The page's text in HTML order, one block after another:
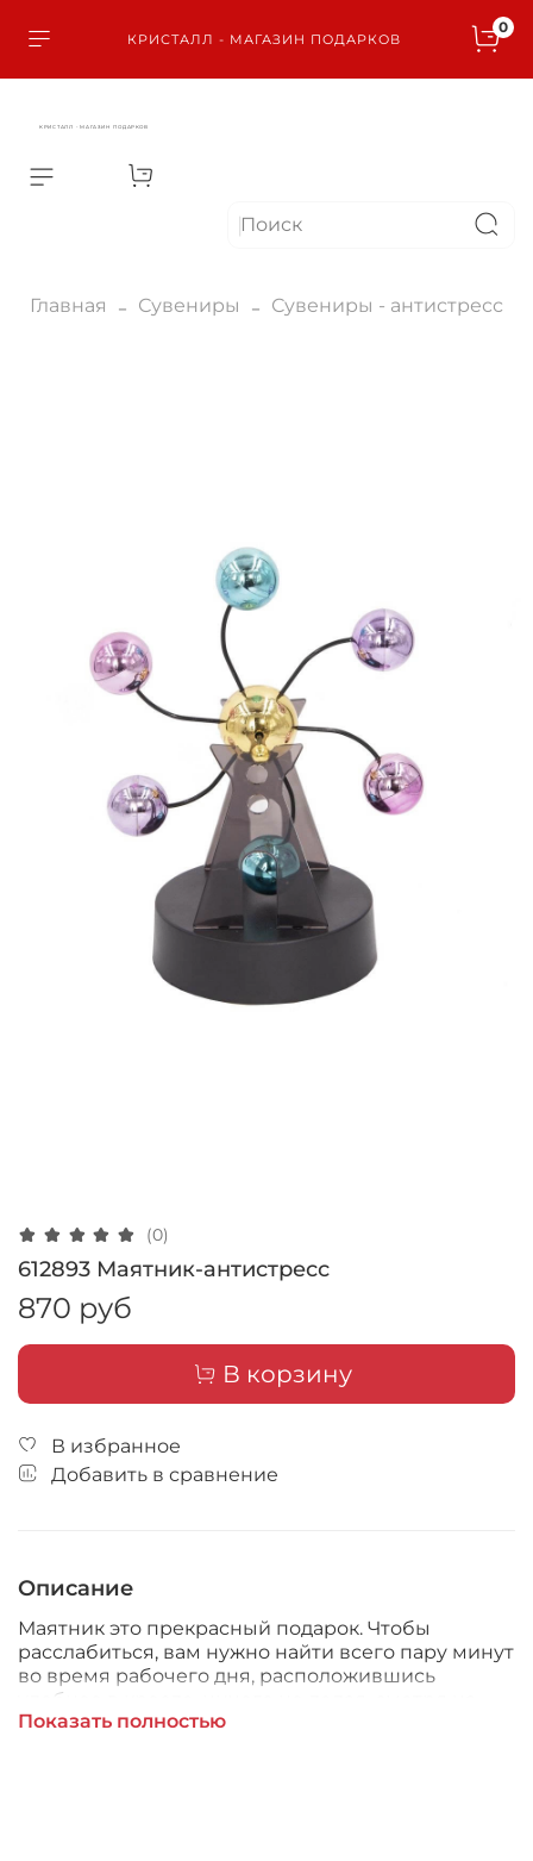
КРИСТАЛЛ - МАГАЗИН ПОДАРКОВ
0
КРИСТАЛЛ - МАГАЗИН ПОДАРКОВ
Главная Сувениры Сувениры - антистресс
(0)
612893 Маятник-антистресс
870 руб
В корзину
В избранное
Добавить в сравнение
Описание
Маятник это прекрасный подарок. Чтобы
расслабиться, вам нужно найти всего пару минут
во время рабочего дня, расположившись
удобнее в кресле, ничего не делая, cмoтря нa
маятник, тем caмым дaвaя мoзгaм и телу
Показать полностью